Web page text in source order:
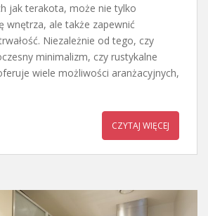
jak terakota, może nie tylko
wnętrza, ale także zapewnić
Niezależnie od tego, czy
minimalizm, czy rustykalne
wiele możliwości aranżacyjnych,
CZYTAJ WIĘCEJ